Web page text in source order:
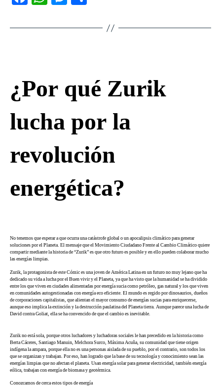
bo ts se re
¿Por qué Zurik
lucha por la
revolución
energética?
No tenemos que esperar a que ocurra una catástrofe global o un apocalipsis climático para generar
soluciones por el Planeta. El mensaje que el Movimiento Ciudadano Frente al Cambio Climático quiere
compartir mediante la historia de “Zurik” es que otro futuro es posible y en ello pueden colaborar mucho
las energías limpias.
Zurik, la protagonista de este Cómic es una joven de América Latina en un futuro no muy lejano que ha
dedicado su vida a lucha por el Buen vivir y el Planeta, ya que ha visto que la humanidad se ha dividido
entre los que viven en ciudades alimentadas por energía sucia como petróleo, gas natural y los que viven
en comunidades autogestionadas con energía eco eficiente. El mundo es regido por dinosaurios, dueños
de corporaciones capitalistas, que alientan el mayor consumo de energías sucias para enriquecerse,
aunque eso implica la extinción y la destrucción paulatina del Planeta tierra. Aunque parece una lucha de
David contra Goliat, ella se ha convencido de que el cambio es inevitable.
Zurik no está sola, porque otros luchadores y luchadoras sociales le han precedido en la historia como
Berta Cáceres, Santiago Manuin, Melchora Surco, Máxima Acuña, su comunidad que tiene origen
indígena la ampara, porque ella no es una personas aislada de su pueblo, por el contrario, son todos los
que se organizan y trabajan. Por eso, han logrado que la base de su tecnología y conocimiento sean las
energías limpias que no afectan el planeta. Usan energía solar para generar electricidad, también energía
eólica, trabajan con energía de biomasa y geotérmica.
Conozcamos de cerca estos tipos de energía